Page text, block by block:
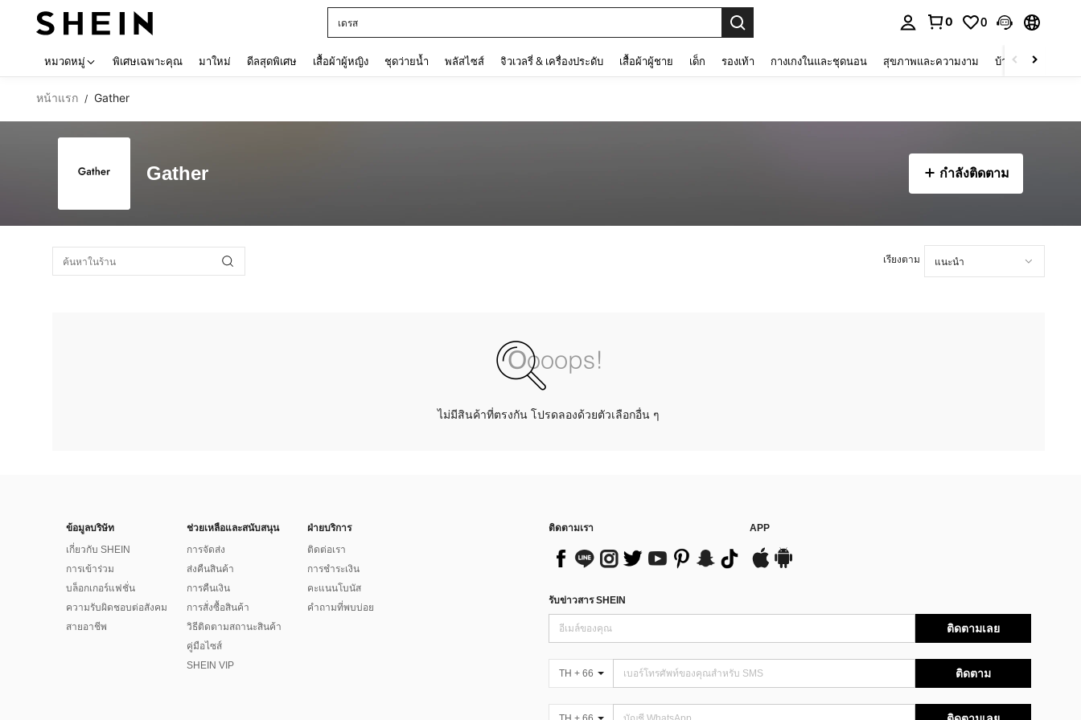
เดรส
0 0
หมวดหมู่ พิเศษเฉพาะคุณ มาใหม่ ดีลสุดพิเศษ เสื้อผ้าผู้หญิง ชุดว่ายน้ำ พลัสไซส์ จิวเวลรี่ & เครื่องประดับ เสื้อผ้าผู้ชาย เด็ก รองเท้า กางเกงในและชุดนอน สุขภาพและความงาม บ้านและที่อยู่อาศัย
หน้าแรก / Gather
Gather กำลังติดตาม
เรียงตาม
ไม่มีสินค้าที่ตรงกัน โปรดลองด้วยตัวเลือกอื่น ๆ
ข้อมูลบริษัท
เกี่ยวกับ SHEIN
การเข้าร่วม
บล็อกเกอร์แฟชั่น
ความรับผิดชอบต่อสังคม
สายอาชีพ
ช่วยเหลือและสนับสนุน
การจัดส่ง
ส่งคืนสินค้า
การคืนเงิน
การสั่งซื้อสินค้า
วิธีติดตามสถานะสินค้า
คู่มือไซส์
SHEIN VIP
ฝ่ายบริการ
ติดต่อเรา
การชำระเงิน
คะแนนโบนัส
คำถามที่พบบ่อย
ติดตามเรา APP
รับข่าวสาร SHEIN
ติดตามเลย
TH + 66 ติดตาม